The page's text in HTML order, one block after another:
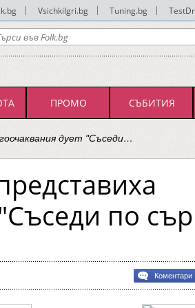
VsichkiIgri.bg Tuning.bg
ПРОМО СЪБИТИЯ
дует "Съседи…
по
Коментари